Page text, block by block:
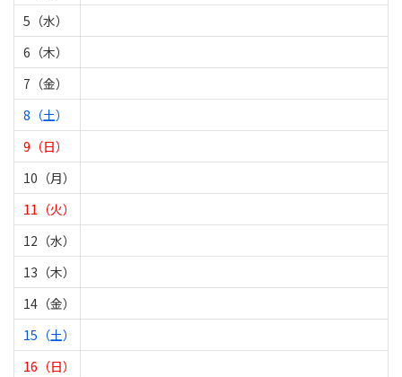
5（水）
6（木）
7（金）
8（土）
9（日）
10（月）
11（火）
12（水）
13（木）
14（金）
15（土）
16（日）